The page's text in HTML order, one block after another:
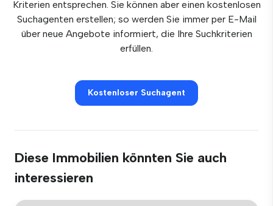
Kriterien entsprechen. Sie können aber einen kostenlosen
Suchagenten erstellen; so werden Sie immer per E-Mail
über neue Angebote informiert, die Ihre Suchkriterien
erfüllen.
Kostenloser Suchagent
Diese Immobilien könnten Sie auch
interessieren